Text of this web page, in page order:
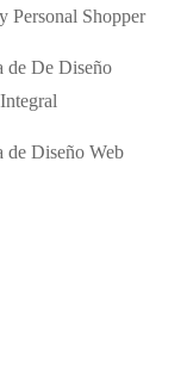
Personal Shopper
de De Diseño
de Diseño Web